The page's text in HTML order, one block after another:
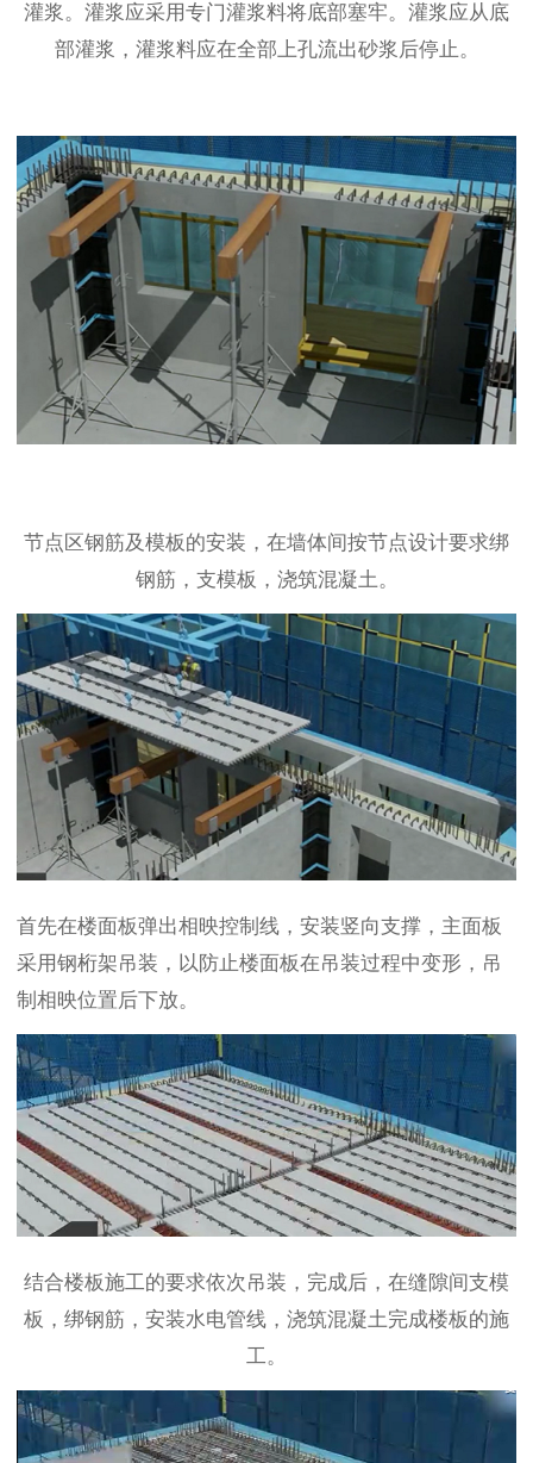
灌浆。灌浆应采用专门灌浆料将底部塞牢。灌浆应从底
部灌浆，灌浆料应在全部上孔流出砂浆后停止。
节点区钢筋及模板的安装，在墙体间按节点设计要求绑
钢筋，支模板，浇筑混凝土。
首先在楼面板弹出相映控制线，安装竖向支撑，主面板
采用钢桁架吊装，以防止楼面板在吊装过程中变形，吊
制相映位置后下放。
结合楼板施工的要求依次吊装，完成后，在缝隙间支模
板，绑钢筋，安装水电管线，浇筑混凝土完成楼板的施
工。